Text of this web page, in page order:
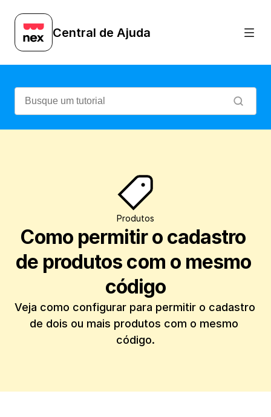
Central de Ajuda
Produtos
Como permitir o cadastro
de produtos com o mesmo
código
Veja como configurar para permitir o cadastro
de dois ou mais produtos com o mesmo
código.